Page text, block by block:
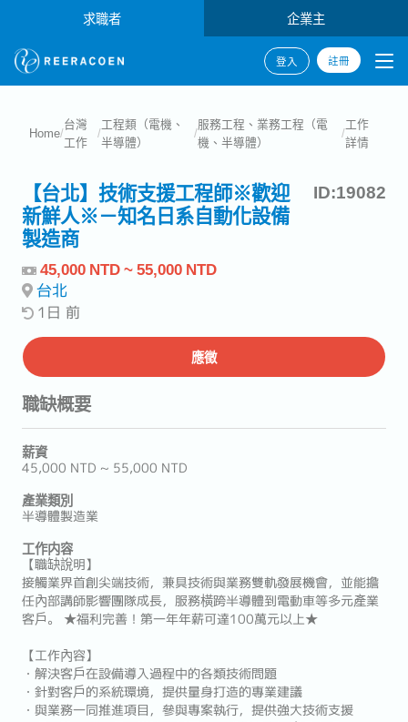
求職者 企業主
登入 註冊
Home/
台灣
工作
/
工程類（電機、
半導體）
/
服務工程、業務工程（電
機、半導體）
/
工作
詳情
【台北】技術支援工程師※歡迎
新鮮人※－知名日系自動化設備
製造商
ID:19082
45,000 NTD ~ 55,000 NTD
台北
1日 前
應徵
職缺概要
薪資
45,000 NTD ~ 55,000 NTD
產業類別
半導體製造業
工作内容
【職缺說明】
接觸業界首創尖端技術，兼具技術與業務雙軌發展機會，並能擔
任內部講師影響團隊成長，服務橫跨半導體到電動車等多元產業
客戶。 ★福利完善！第一年年薪可達100萬元以上★
【工作內容】
・解決客戶在設備導入過程中的各類技術問題
・針對客戶的系統環境，提供量身打造的專業建議
・與業務一同推進項目，參與專案執行，提供強大技術支援